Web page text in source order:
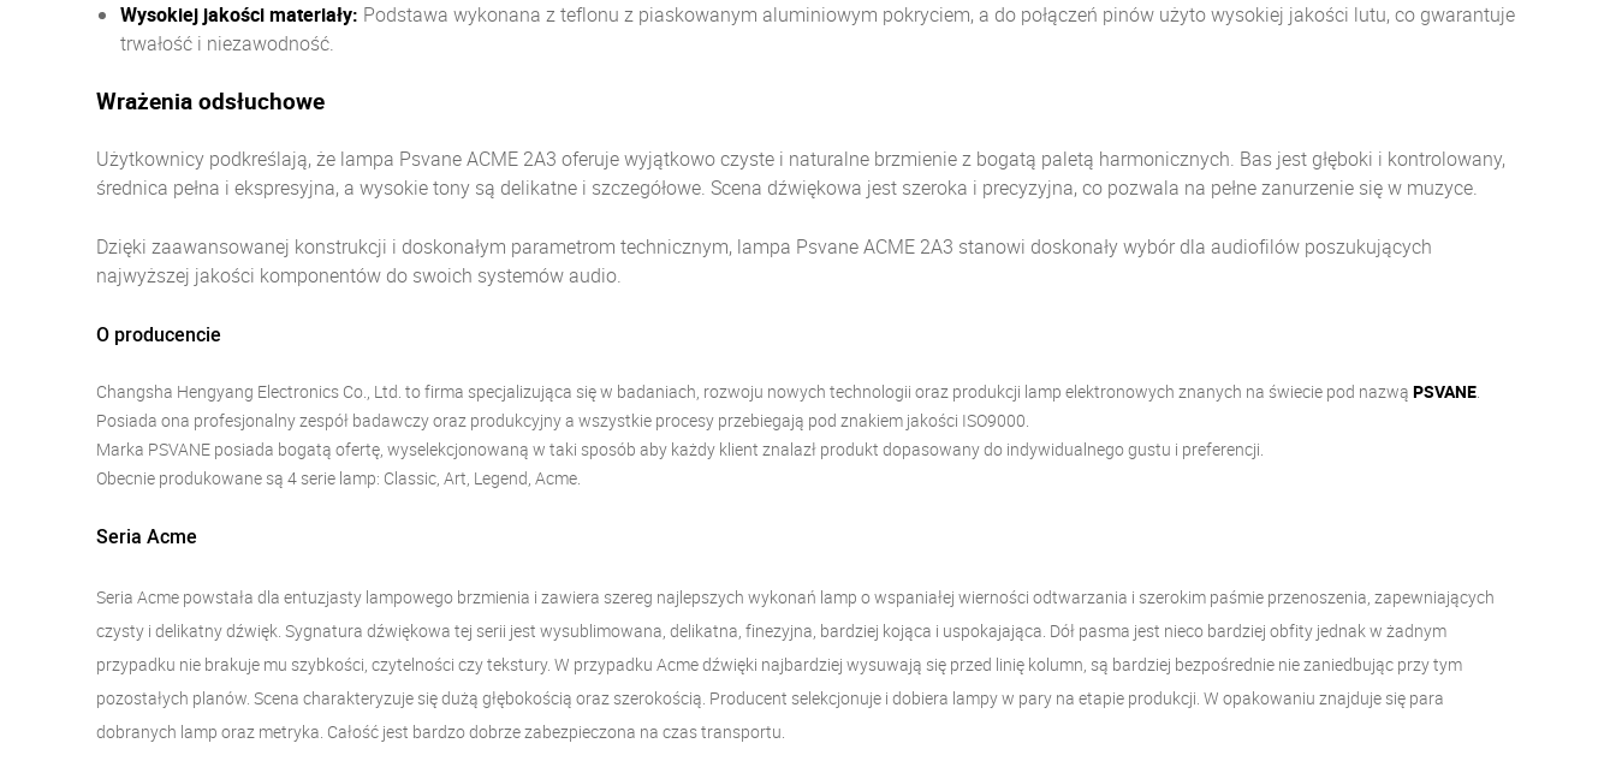
Wysokiej jakości materiały: Podstawa wykonana z teflonu z piaskowanym aluminiowym pokryciem, a do połączeń pinów użyto wysokiej jakości lutu, co gwarantuje
trwałość i niezawodność.
Wrażenia odsłuchowe
Użytkownicy podkreślają, że lampa Psvane ACME 2A3 oferuje wyjątkowo czyste i naturalne brzmienie z bogatą paletą harmonicznych. Bas jest głęboki i kontrolowany,
średnica pełna i ekspresyjna, a wysokie tony są delikatne i szczegółowe. Scena dźwiękowa jest szeroka i precyzyjna, co pozwala na pełne zanurzenie się w muzyce.
Dzięki zaawansowanej konstrukcji i doskonałym parametrom technicznym, lampa Psvane ACME 2A3 stanowi doskonały wybór dla audiofilów poszukujących
najwyższej jakości komponentów do swoich systemów audio.
O producencie
Changsha Hengyang Electronics Co., Ltd. to firma specjalizująca się w badaniach, rozwoju nowych technologii oraz produkcji lamp elektronowych znanych na świecie pod nazwą PSVANE.
Posiada ona profesjonalny zespół badawczy oraz produkcyjny a wszystkie procesy przebiegają pod znakiem jakości ISO9000.
Marka PSVANE posiada bogatą ofertę, wyselekcjonowaną w taki sposób aby każdy klient znalazł produkt dopasowany do indywidualnego gustu i preferencji.
Obecnie produkowane są 4 serie lamp: Classic, Art, Legend, Acme.
Seria Acme
Seria Acme powstała dla entuzjasty lampowego brzmienia i zawiera szereg najlepszych wykonań lamp o wspaniałej wierności odtwarzania i szerokim paśmie przenoszenia, zapewniających
czysty i delikatny dźwięk. Sygnatura dźwiękowa tej serii jest wysublimowana, delikatna, finezyjna, bardziej kojąca i uspokajająca. Dół pasma jest nieco bardziej obfity jednak w żadnym
przypadku nie brakuje mu szybkości, czytelności czy tekstury. W przypadku Acme dźwięki najbardziej wysuwają się przed linię kolumn, są bardziej bezpośrednie nie zaniedbując przy tym
pozostałych planów. Scena charakteryzuje się dużą głębokością oraz szerokością. Producent selekcjonuje i dobiera lampy w pary na etapie produkcji. W opakowaniu znajduje się para
dobranych lamp oraz metryka. Całość jest bardzo dobrze zabezpieczona na czas transportu.